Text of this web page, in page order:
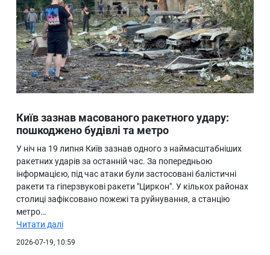
Київ зазнав масованого ракетного удару:
пошкоджено будівлі та метро
У ніч на 19 липня Київ зазнав одного з наймасштабніших
ракетних ударів за останній час. За попередньою
інформацією, під час атаки були застосовані балістичні
ракети та гіперзвукові ракети "Циркон". У кількох районах
столиці зафіксовано пожежі та руйнування, а станцію
метро…
Читати далі
2026-07-19, 10:59